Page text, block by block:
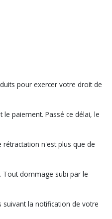
pour exercer votre droit de
paiement. Passé ce délai, le
n'est plus que de
Tout dommage subi par le
la notification de votre